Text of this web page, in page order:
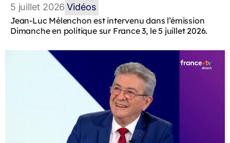
5 juillet 2026 Vidéos
Jean-Luc Mélenchon est intervenu dans l’émission
Dimanche en politique sur France 3, le 5 juillet 2026.